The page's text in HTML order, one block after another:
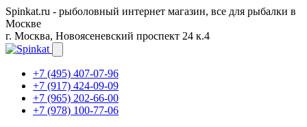
Spinkat.ru - рыболовный интернет магазин, все для рыбалки в
Москве
г. Москва, Новоясеневский проспект 24 к.4
+7 (495) 407-07-96
+7 (917) 424-09-09
+7 (965) 202-66-00
+7 (978) 100-77-06